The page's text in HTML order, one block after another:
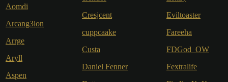
Aomdi
Arcang3lon
Arrge
Aryll
Aspen
Cresjcent
cuppcaake
Custa
Daniel Fenner
Eviltoaster
Fareeha
FDGod_OW
Fextralife